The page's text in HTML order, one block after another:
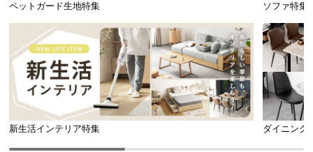
ペットガード生地特集 ソファ特集
新生活インテリア特集 ダイニング